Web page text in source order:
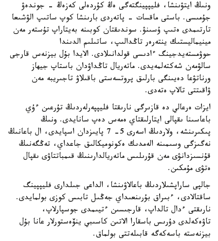
ونىڭ ايتۋىنشا، فليپپينگتەگى ەڭ كۇردەلى كەزەڭ - جوندەۋ
جۇمىسى. باستى ماقسات - پاتەردى بارىنشا كوپ ساتىپ الۋشىعا
تارتىمدى ەتىپ ۇسىنۋ. سوندىقتان كوبىنە بەيتاراپ تۇستەر مەن
مينيماليستىك ينتەرەر تاڭدالىپ، ساتىلىم الدىندا
حوۋمستەيدجينگ ءادىسى قولدانىلادى. الايدا بۇل بيزنەس قارجى
سالۋمەن شەكتەلمەيدى. ماتەريال تاڭداۋدان باستاپ جيھاز
ورناتۋعا دەيىنگى بارلىق پروتسەستى باقىلاۋ تاجىريبە مەن
ۋاقىتتى تالاپ ەتەدى.
ايزات ەرعالي دە قازىرگى نارىقتا فليپپەرلەردىڭ تۇرعىن ءۇي
باعاسىنا ىقپالى ايتارلىقتاي ەمەس دەپ سانايدى. ونىڭ
پىكىرىنشە، ولاردىڭ اسەرى 5- 7 پايىزدان اسپايدى، ال باعانىڭ
نەگىزگى وسىمىنە الەمدىك ەكونوميكالىق جاعداي، تەڭگەنىڭ
قۇنسىزدانۋى مەن قۇرىلىس ماتەريالدارىنىڭ قىمباتتاۋى ىقپال
ەتۋى مۇمكىن.
جالپى ساراپشىلاردىڭ باعالاۋىنشا، الداعى جىلدارى فليپپينگ
ساقتالادى، ءبىراق بۇرىنعىداي جەڭىل تابىس كوزى بولمايدى.
نارىقتى ءدال تالداپ، قارجىسىن ءتيىمدى جوسپارلاپ،
تاۋەكەلدى دۇرىس باسقارا الاتىن كاسىبي ينۆەستورلار عانا بۇل
بيزنەستە باسەكەگە قابىلەتتى بولماق.